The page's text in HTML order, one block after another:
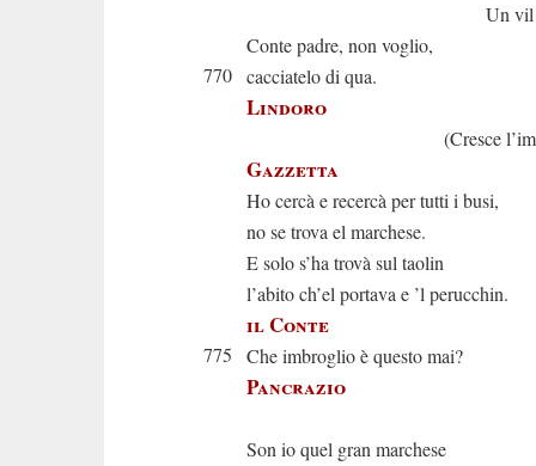
Un vil
Conte padre, non voglio,
770 cacciatelo di qua.
Lindoro
(Cresce
Gazzetta
Ho cercà e recercà per tutti i busi,
no se trova el marchese.
E solo s’ha trovà sul taolin
l’abito ch’el portava e ’l perucchin.
il Conte
775 Che imbroglio è questo mai?
Pancrazio
Tutto
Son io quel gran marchese